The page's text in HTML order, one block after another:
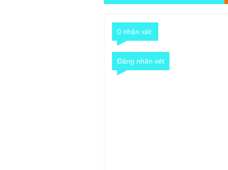
0 nhận xét:
Đăng nhận xét